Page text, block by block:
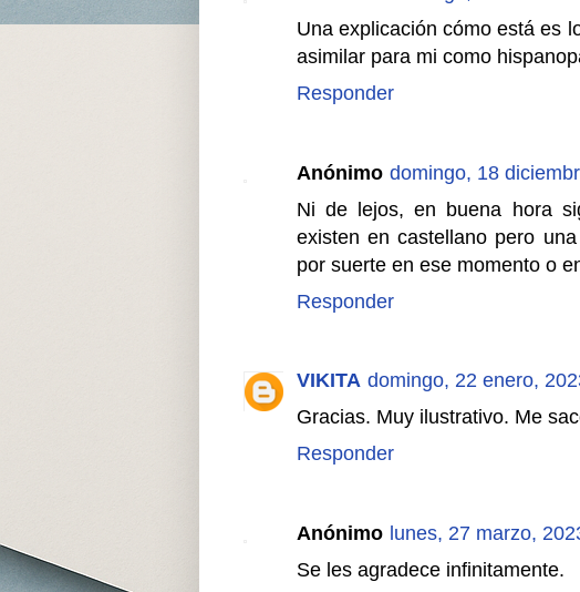
Una explicación cómo está es
asimilar para mi como
Responder
Anónimo domingo, 18
Ni de lejos, en buena hora
existen en castellano pero
por suerte en ese momento o
Responder
VIKITA domingo, 22 enero,
Gracias. Muy ilustrativo. Me
Responder
Anónimo lunes, 27 marzo,
Se les agradece infinitamente.